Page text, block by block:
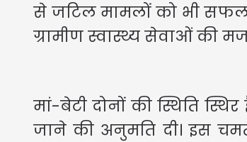
से जटिल मामलों को भी
ग्रामीण स्वास्थ्य सेवाओं की
मां-बेटी दोनों की स्थिति
जाने की अनुमति दी। इस